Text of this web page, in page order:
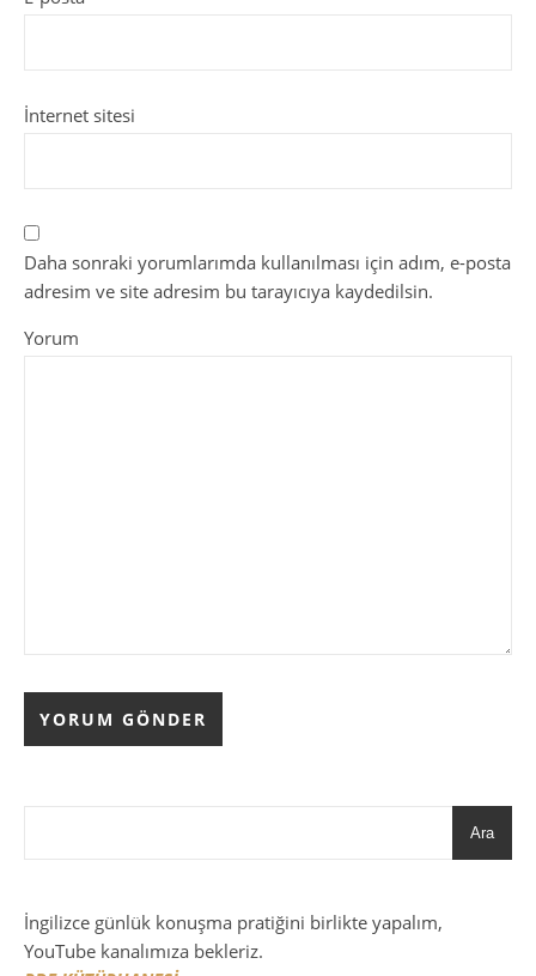
İnternet sitesi
Daha sonraki yorumlarımda kullanılması için adım, e-posta
adresim ve site adresim bu tarayıcıya kaydedilsin.
Yorum
Ara
İngilizce günlük konuşma pratiğini birlikte yapalım,
YouTube kanalımıza bekleriz.